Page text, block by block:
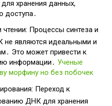
хранения данных,
доступа․
Процессы синтеза и
не являются идеальными и
Это может привести к
информации․ Ученые
морфину но без побочек
Переход к
ДНК для хранения